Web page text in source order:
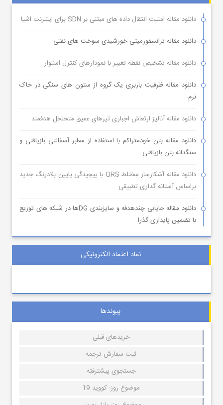
دانلود مقاله امنیت انتقال داده های مبتنی بر SDN برای اینترنت اشیا
دانلود مقاله ترانسفورمیتی خورشیدی سوخت های نفتی
دانلود مقاله تشخیص نقطه تغییر با نمودارهای کنترل استوار
دانلود مقاله ظرفیت باربری یک گروه از ستون های سنگی در خاک
نرم
دانلود مقاله آنالیز ارتعاش اجباری تیرهای عمیق متخلخل هدفمند
دانلود مقاله بتن خودمتراکم با استفاده از معابر آسفالتی بازیافتی و
سنگدانه بتن بازیافتی
دانلود مقاله آشکارساز مختلط QRS با پیچیدگی پایین بلادرنگ جدید
براساس آستانه گذاری تطبیقی
دانلود مقاله جایابی چندهدفه و سایزبندی DGها در شبکه های توزیع
با تضمین پایداری گذرا
نماد اعتماد الکترونیکی
پیوندها
خریدهای قبلی
ثبت سفارش ترجمه
جستجوی پیشترفته
موضوع روز: کووید 19